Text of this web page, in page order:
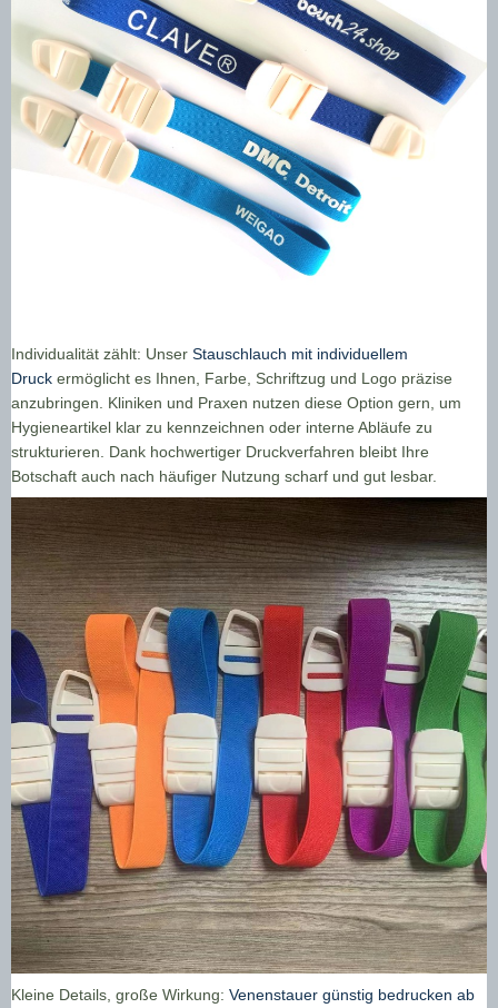
Individualität zählt: Unser Stauschlauch mit individuellem
Druck ermöglicht es Ihnen, Farbe, Schriftzug und Logo präzise
anzubringen. Kliniken und Praxen nutzen diese Option gern, um
Hygieneartikel klar zu kennzeichnen oder interne Abläufe zu
strukturieren. Dank hochwertiger Druckverfahren bleibt Ihre
Botschaft auch nach häufiger Nutzung scharf und gut lesbar.
Kleine Details, große Wirkung: Venenstauer günstig bedrucken ab